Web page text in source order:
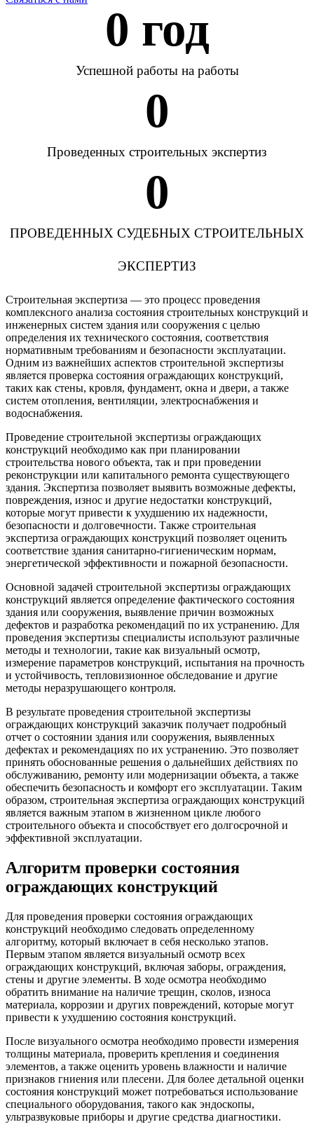
0 год
Успешной работы на работы
0
Проведенных строительных экспертиз
0
ПРОВЕДЕННЫХ СУДЕБНЫХ СТРОИТЕЛЬНЫХ
ЭКСПЕРТИЗ
Строительная экспертиза — это процесс проведения
комплексного анализа состояния строительных конструкций и
инженерных систем здания или сооружения с целью
определения их технического состояния, соответствия
нормативным требованиям и безопасности эксплуатации.
Одним из важнейших аспектов строительной экспертизы
является проверка состояния ограждающих конструкций,
таких как стены, кровля, фундамент, окна и двери, а также
систем отопления, вентиляции, электроснабжения и
водоснабжения.
Проведение строительной экспертизы ограждающих
конструкций необходимо как при планировании
строительства нового объекта, так и при проведении
реконструкции или капитального ремонта существующего
здания. Экспертиза позволяет выявить возможные дефекты,
повреждения, износ и другие недостатки конструкций,
которые могут привести к ухудшению их надежности,
безопасности и долговечности. Также строительная
экспертиза ограждающих конструкций позволяет оценить
соответствие здания санитарно-гигиеническим нормам,
энергетической эффективности и пожарной безопасности.
Основной задачей строительной экспертизы ограждающих
конструкций является определение фактического состояния
здания или сооружения, выявление причин возможных
дефектов и разработка рекомендаций по их устранению. Для
проведения экспертизы специалисты используют различные
методы и технологии, такие как визуальный осмотр,
измерение параметров конструкций, испытания на прочность
и устойчивость, тепловизионное обследование и другие
методы неразрушающего контроля.
В результате проведения строительной экспертизы
ограждающих конструкций заказчик получает подробный
отчет о состоянии здания или сооружения, выявленных
дефектах и рекомендациях по их устранению. Это позволяет
принять обоснованные решения о дальнейших действиях по
обслуживанию, ремонту или модернизации объекта, а также
обеспечить безопасность и комфорт его эксплуатации. Таким
образом, строительная экспертиза ограждающих конструкций
является важным этапом в жизненном цикле любого
строительного объекта и способствует его долгосрочной и
эффективной эксплуатации.
Алгоритм проверки состояния
ограждающих конструкций
Для проведения проверки состояния ограждающих
конструкций необходимо следовать определенному
алгоритму, который включает в себя несколько этапов.
Первым этапом является визуальный осмотр всех
ограждающих конструкций, включая заборы, ограждения,
стены и другие элементы. В ходе осмотра необходимо
обратить внимание на наличие трещин, сколов, износа
материала, коррозии и других повреждений, которые могут
привести к ухудшению состояния конструкций.
После визуального осмотра необходимо провести измерения
толщины материала, проверить крепления и соединения
элементов, а также оценить уровень влажности и наличие
признаков гниения или плесени. Для более детальной оценки
состояния конструкций может потребоваться использование
специального оборудования, такого как эндоскопы,
ультразвуковые приборы и другие средства диагностики.